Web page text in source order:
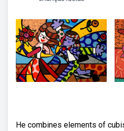
He combines elements of